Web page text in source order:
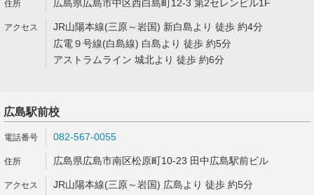
広島県広島市中区西白島町12-3 第2セレンビル1F
JR山陽本線(三原～岩国) 新白島より 徒歩 約4分
広電９号線(白島線) 白島より 徒歩 約5分
アストラムライン 城北より 徒歩 約6分
広島駅前校
082-567-0055
広島県広島市南区松原町10-23 田中広島駅前ビル
JR山陽本線(三原～岩国) 広島より 徒歩 約5分